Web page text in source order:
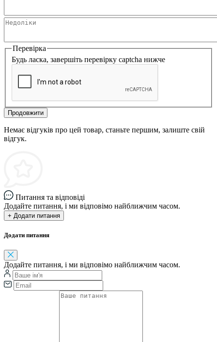
Перевірка
Будь ласка, завершіть перевірку captcha нижче
Продовжити
Немає відгуків про цей товар, станьте першим, залиште свій
відгук.
Питання та відповіді
Додайте питання, і ми відповімо найближчим часом.
+ Додати питання
Додати питання
Додайте питання, і ми відповімо найближчим часом.